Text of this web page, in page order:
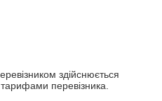
здійснюється
перевізника.